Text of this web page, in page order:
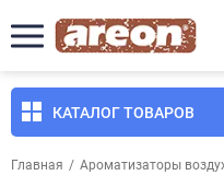
КАТАЛОГ ТОВАРОВ
Главная / Ароматизаторы